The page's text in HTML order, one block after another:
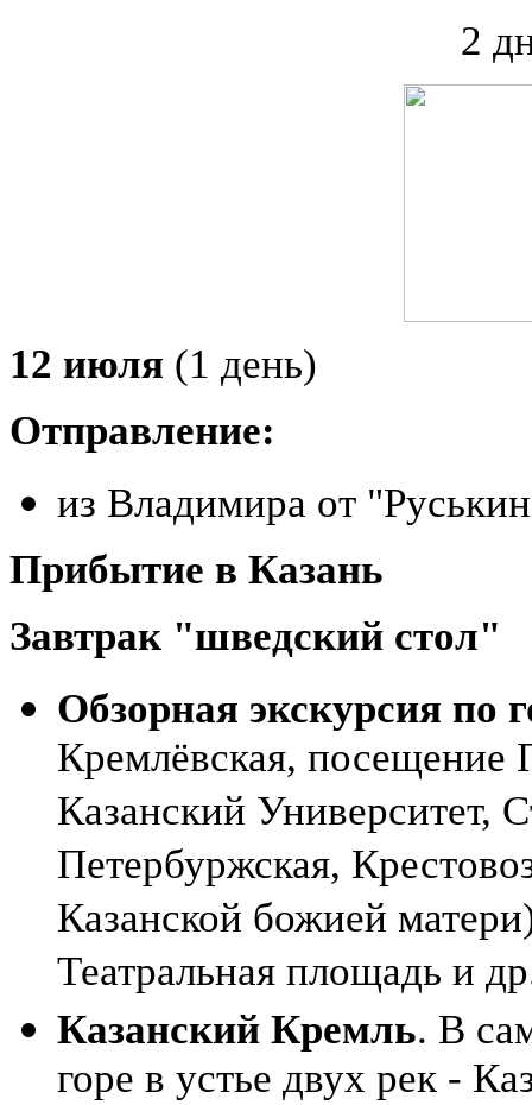
2
12 июля (1 день)
Отправление:
из Владимира от
Прибытие в Казань
Завтрак "шведский стол"
Обзорная экскурсия по
Кремлёвская, посещение
Казанский Университет,
Петербуржская,
Казанской божией
Театральная площадь и
Казанский Кремль. В
горе в устье двух рек -